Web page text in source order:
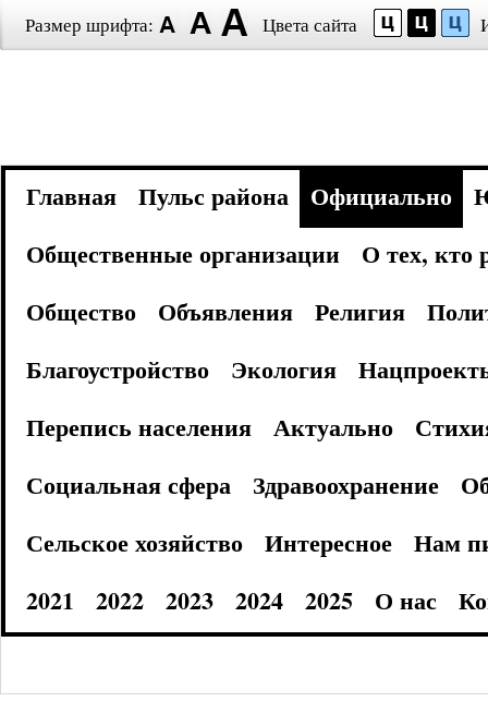
Размер шрифта: Цвета сайта
Главная Пульс района Официально
Общественные организации
О тех, кто
Общество
Объявления Религия
Благоустройство
Экология
Перепись населения
Актуально
Социальная сфера
Здравоохранение
Сельское хозяйство
Интересное
Нам
2021
2022 2023 2024 2025 О нас